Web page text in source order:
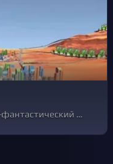
InfraSpace - это научно-фантастический градостроительный симулятор, где каждый производимый ресурс должен проходить через транспортную инфраструктуру. Начните добычу ресурсов, управляйте производством и убедитесь, что дорожная сеть соответствует задаче.